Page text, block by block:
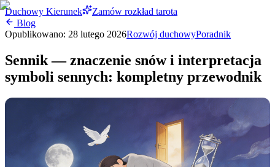
Duchowy Kierunek
Zamów rozkład tarota
Blog
Opublikowano: 28 lutego 2026Rozwój duchowyPoradnik
Sennik — znaczenie snów i interpretacja
symboli sennych: kompletny przewodnik